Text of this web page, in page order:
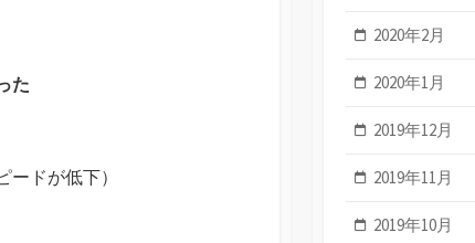
た
ドが低下）
2020年2月
2020年1月
2019年12月
2019年11月
2019年10月